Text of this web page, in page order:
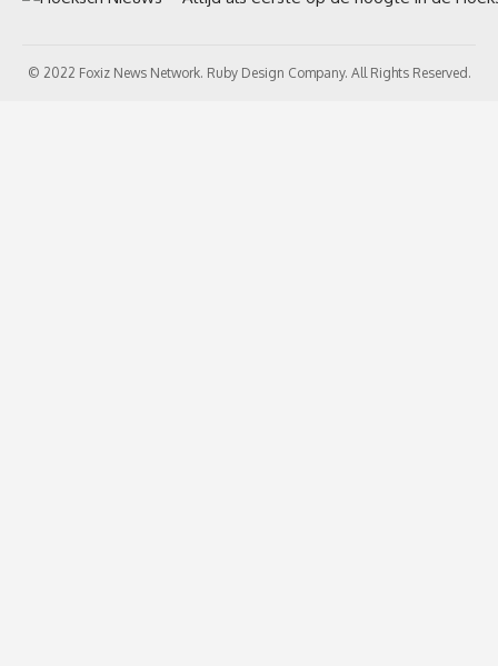
© 2022 Foxiz News Network. Ruby Design Company. All Rights Reserved.